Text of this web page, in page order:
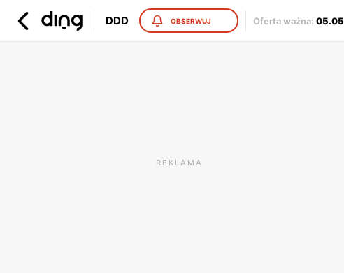
DDD OBSERWUJ Oferta ważna: 05.05
REKLAMA